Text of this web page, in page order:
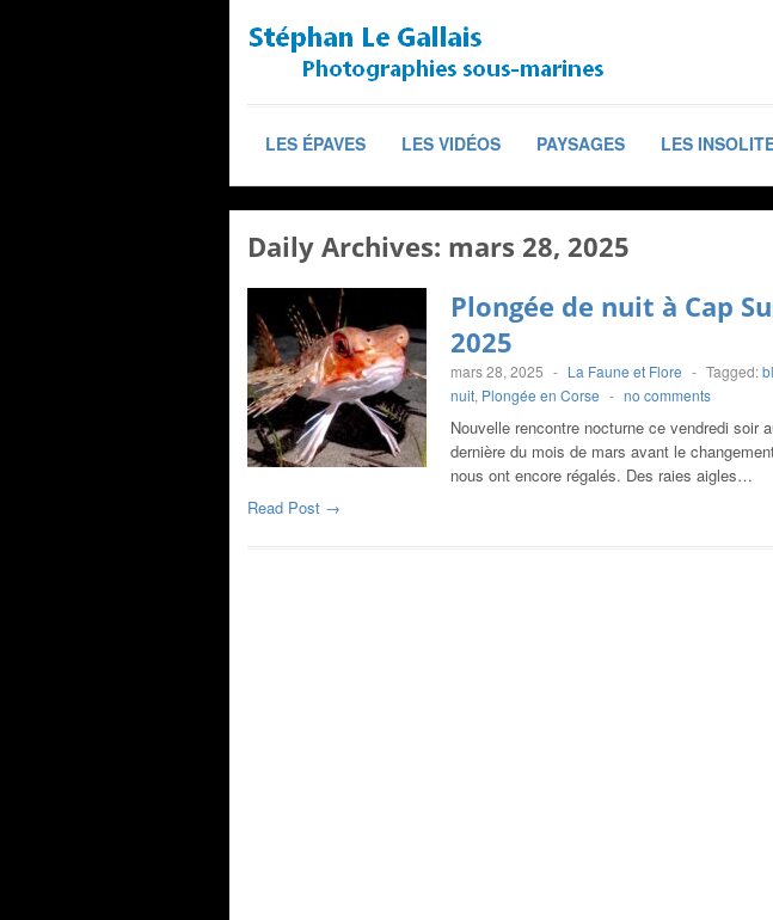
LES ÉPAVES LES VIDÉOS PAYSAGES LES
Daily Archives: mars 28, 2025
Plongée de nuit à Cap
2025
mars 28, 2025 - La Faune et Flore - Tagged:
nuit, Plongée en Corse - no comments
Nouvelle rencontre nocturne ce vendredi soir
dernière du mois de mars avant le
nous ont encore régalés. Des raies aigles…
Read Post →